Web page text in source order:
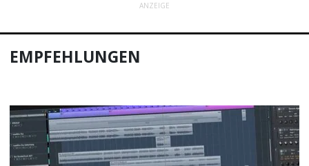
ANZEIGE
EMPFEHLUNGEN